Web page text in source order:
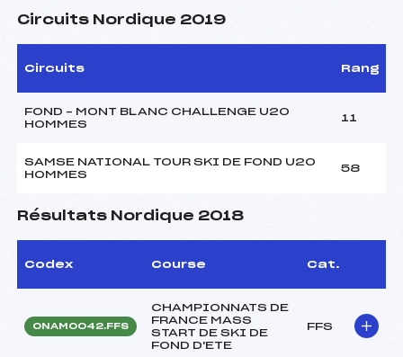
Circuits Nordique 2019
Circuits Rang
FOND – MONT BLANC CHALLENGE U20
HOMMES
11
SAMSE NATIONAL TOUR SKI DE FOND U20
HOMMES
58
Résultats Nordique 2018
Codex Course Cat.
ONAM0042.FFS
CHAMPIONNATS DE
FRANCE MASS
START DE SKI DE
FOND D'ETE
FFS